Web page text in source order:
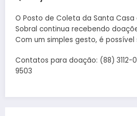
O Posto de Coleta da Santa Casa
Sobral continua recebendo
Com um simples gesto, é possível
Contatos para doação: (88)
9503